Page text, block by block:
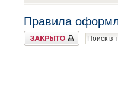
Правила
Закрыто